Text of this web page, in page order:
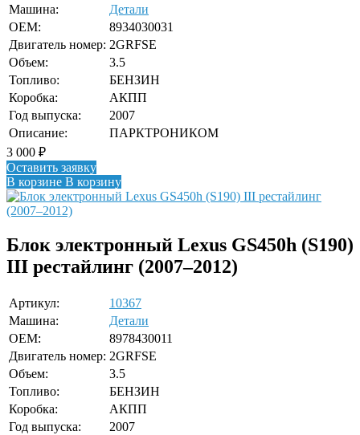
Машина:
Детали
OEM:
8934030031
Двигатель номер: 2GRFSE
Объем:
3.5
Топливо:
БЕНЗИН
Коробка:
АКПП
Год выпуска:
2007
Описание:
ПАРКТРОНИКОМ
3 000 ₽
Оставить заявку
В корзине В корзину
Блок электронный Lexus GS450h (S190)
III рестайлинг (2007–2012)
Артикул:
10367
Машина:
Детали
OEM:
8978430011
Двигатель номер: 2GRFSE
Объем:
3.5
Топливо:
БЕНЗИН
Коробка:
АКПП
Год выпуска:
2007